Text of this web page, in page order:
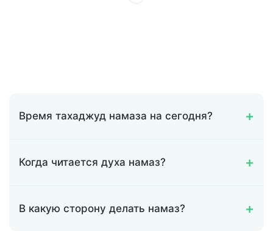
Время тахаджуд намаза на сегодня?
Когда читается духа намаз?
В какую сторону делать намаз?